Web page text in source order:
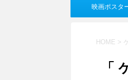
映画ポスタ
HOME >
「